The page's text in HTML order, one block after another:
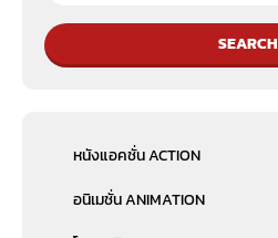
SEARCH
หนังแอคชั่น ACTION
อนิเมชั่น ANIMATION